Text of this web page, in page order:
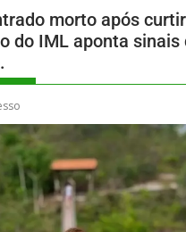
morto após
do IML aponta sinais